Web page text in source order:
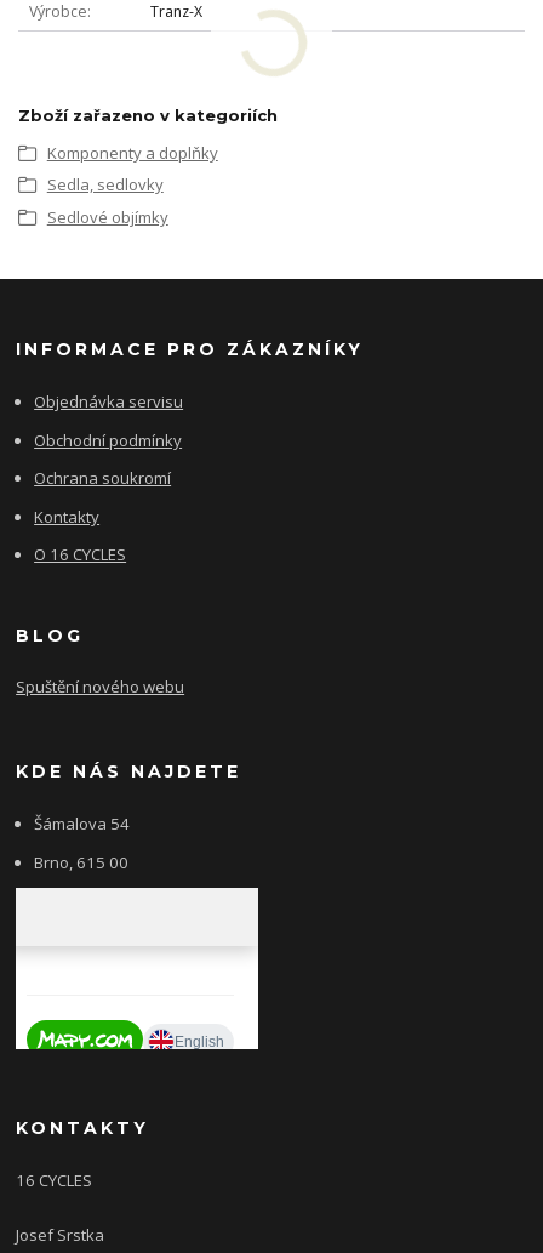
Výrobce Tranz-X
Zboží zařazeno v kategoriích
Komponenty a doplňky
Sedla, sedlovky
Sedlové objímky
INFORMACE PRO ZÁKAZNÍKY
Objednávka servisu
Obchodní podmínky
Ochrana soukromí
Kontakty
O 16 CYCLES
BLOG
Spuštění nového webu
KDE NÁS NAJDETE
Šámalova 54
Brno, 615 00
KONTAKTY
16 CYCLES
Josef Srstka